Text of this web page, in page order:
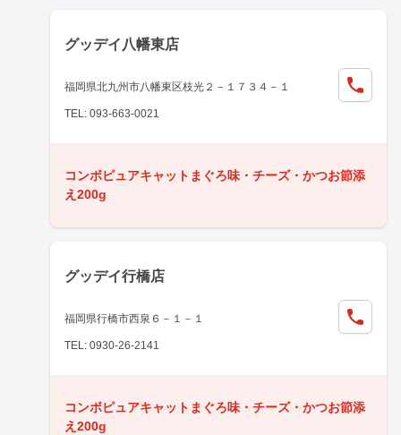
グッデイ八幡東店
福岡県北九州市八幡東区枝光２－１７３４－１
TEL: 093-663-0021
コンボピュアキャットまぐろ味・チーズ・かつお節添
え200g
グッデイ行橋店
福岡県行橋市西泉６－１－１
TEL: 0930-26-2141
コンボピュアキャットまぐろ味・チーズ・かつお節添
え200g